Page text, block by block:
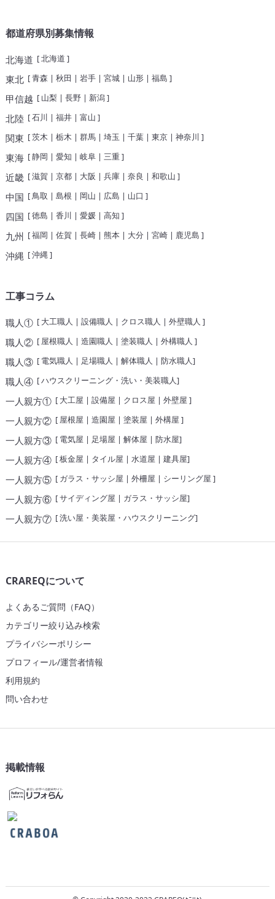
都道府県別募集情報
北海道 [北海道 ]
東北 [青森 | 秋田 | 岩手| 宮城| 山形| 福島 ]
甲信越 [ 山梨 | 長野| 新潟]
北陸 [石川 | 福井| 富山 ]
関東 [茨木 | 栃木 | 群馬| 埼玉 | 千葉| 東京| 神奈川 ]
東海[静岡 | 愛知 | 岐阜| 三重]
近畿[滋賀 | 京都| 大阪 | 兵庫| 奈良 | 和歌山 ]
中国 [鳥取 | 島根 | 岡山 | 広島 | 山口 ]
四国 [徳島 | 香川 | 愛媛| 高知 ]
九州 [福岡 | 佐賀 | 長崎| 熊本| 大分 | 宮崎| 鹿児島 ]
沖縄 [沖縄]
工事コラム
職人①[ 大工職人 | 設備職人 | クロス職人 | 外壁職人 ]
職人②[ 屋根職人 | 造園職人 | 塗装職人 | 外構職人 ]
職人③[ 電気職人 | 足場職人 | 解体職人 | 防水職人]
職人④[ハウスクリーニング・洗い・美装職人]
一人親方①[ 大工屋 | 設備屋 | クロス屋 | 外壁屋 ]
一人親方②[ 屋根屋 | 造園屋 | 塗装屋 | 外構屋 ]
一人親方③[ 電気屋 | 足場屋 | 解体屋 | 防水屋]
一人親方④[板金屋 | タイル屋 | 水道屋 | 建具屋]
一人親方⑤[ ガラス・サッシ屋 | 外柵屋 | シーリング屋 ]
一人親方⑥[サイディング屋 | ガラス・サッシ屋]
一人親方⑦[洗い屋・美装屋・ハウスクリーニング]
CRAREQについて
よくあるご質問（FAQ）
カテゴリー絞り込み検索
プライバシーポリシー
プロフィール/運営者情報
利用規約
問い合わせ
掲載情報